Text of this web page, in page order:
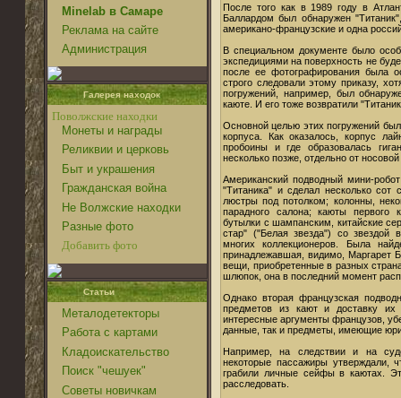
Minelab в Самаре
Реклама на сайте
Администрация
Галерея находок
Поволжские находки
Монеты и награды
Реликвии и церковь
Быт и украшения
Гражданская война
Не Волжские находки
Разные фото
Добавить фото
Статьи
Металодетекторы
Работа с картами
Кладоискательство
Поиск "чешуек"
Советы новичкам
После того как в 1989 году в
Баллардом был обнаружен
американо-французские и одна
В специальном документе было
экспедициями на поверхность не
после ее фотографирования была
строго следовали этому приказу,
погружений, например, был
каюте. И его тоже возвратили
Основной целью этих погружений
корпуса. Как оказалось, корпус
пробоины и где образовалась
несколько позже, отдельно от
Американский подводный мини-
"Титаника" и сделал несколько сот
люстры под потолком; колонны,
парадного салона; каюты
бутылки с шампанским, китайские
стар" ("Белая звезда") со звездой
многих коллекционеров. Была
принадлежавшая, видимо, Маргарет
вещи, приобретенные в разных
шлюпок, она в последний момент
Однако вторая французская
предметов из кают и доставку их
интересные аргументы французов,
данные, так и предметы, имеющие
Например, на следствии и на
некоторые пассажиры утверждали,
грабили личные сейфы в каютах.
расследовать.